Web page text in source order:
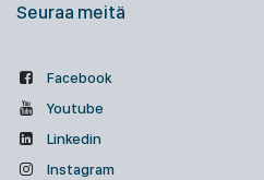
Seuraa meitä
Facebook
Youtube
Linkedin
Instagram